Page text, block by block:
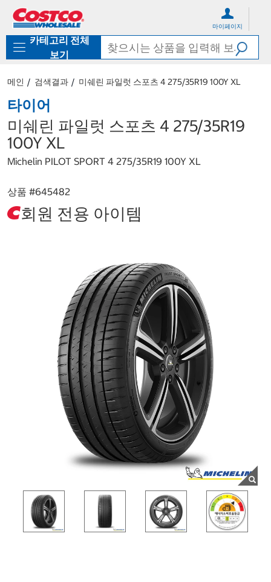
로
기
가
마이페이지
카테고리 전체
보기
메인 검색결과 미쉐린 파일럿 스포츠 4 275/35R19 100Y XL
타이어
미쉐린 파일럿 스포츠 4 275/35R19
100Y XL
Michelin PILOT SPORT 4 275/35R19 100Y XL
상품 #645482
회원 전용 아이템